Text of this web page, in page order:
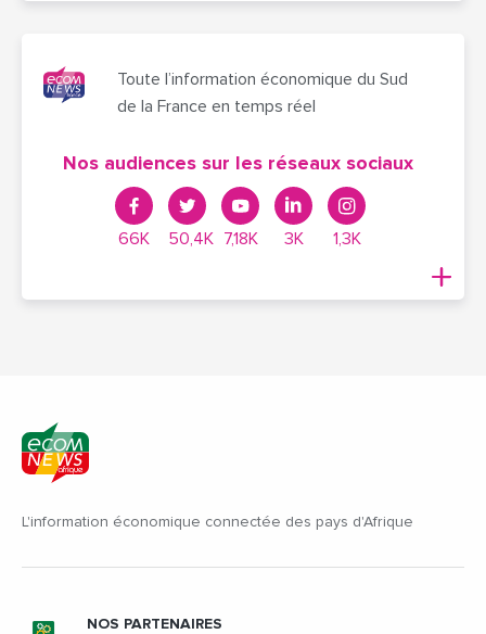
Toute l’information économique du Sud
de la France en temps réel
Nos audiences sur les réseaux sociaux
66K 50,4K 7,18K 3K 1,3K
L'information économique connectée des pays d'Afrique
NOS PARTENAIRES